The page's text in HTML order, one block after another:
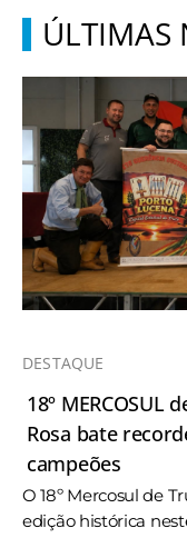
ÚLTIMAS
DESTAQUE
18º MERCOSUL
Rosa bate
campeões
O 18º Mercosul de
edição histórica